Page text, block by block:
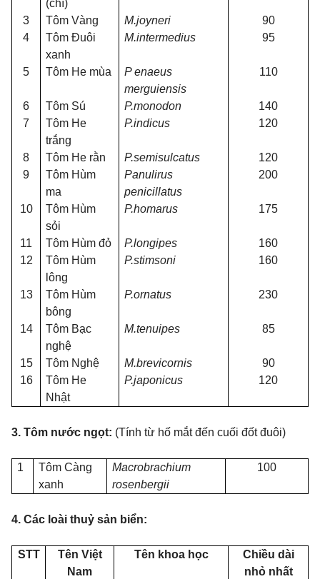
(chì)
3
Tôm Vàng M.joyneri
90
4
Tôm Đuôi
xanh
M.intermedius 95
5 Tôm He mùa
P enaeus
merguiensis
110
6 Tôm Sú P.monodon
140
7
Tôm He
trắng
P.indicus 120
8 Tôm He rằn P.semisulcatus
120
9
Tôm Hùm
ma
Panulirus
penicillatus
200
10
Tôm Hùm
sỏi
P.homarus 175
11 Tôm Hùm đỏ P.longipes
160
12
Tôm Hùm
lông
P.stimsoni 160
13
Tôm Hùm
bông
P.ornatus 230
14
Tôm Bạc
nghệ
M.tenuipes 85
15 Tôm Nghệ M.brevicornis
90
16
Tôm He
Nhật
P.japonicus 120
3. Tôm nước ngọt: (Tính từ hố mắt đến cuối đốt đuôi)
1
Tôm Càng
xanh
Macrobrachium
rosenbergii
100
4. Các loài thuỷ sản biển:
STT
Tên Việt
Nam
Tên khoa học
Chiều dài
nhỏ nhất